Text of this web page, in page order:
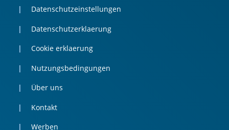
Datenschutzeinstellungen
Datenschutzerklaerung
Cookie erklaerung
Nutzungsbedingungen
Über uns
Kontakt
Werben